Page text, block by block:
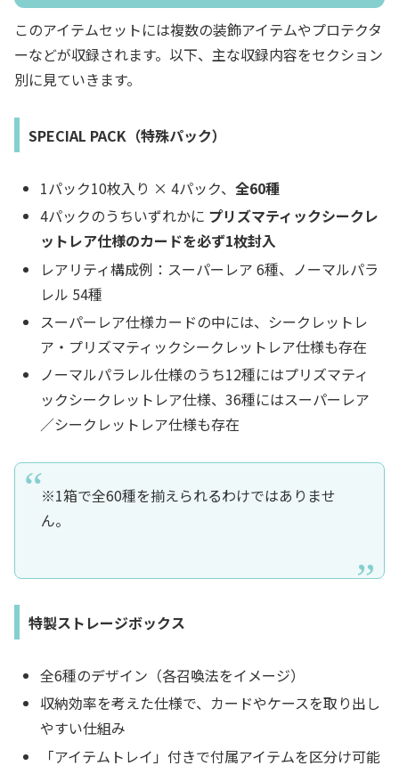
このアイテムセットには複数の装飾アイテムやプロテクタ
ーなどが収録されます。以下、主な収録内容をセクション
別に見ていきます。
SPECIAL PACK（特殊パック）
1パック10枚入り × 4パック、全60種
4パックのうちいずれかに プリズマティックシークレ
ットレア仕様のカードを必ず1枚封入
レアリティ構成例：スーパーレア 6種、ノーマルパラ
レル 54種
スーパーレア仕様カードの中には、シークレットレ
ア・プリズマティックシークレットレア仕様も存在
ノーマルパラレル仕様のうち12種にはプリズマティ
ックシークレットレア仕様、36種にはスーパーレア
／シークレットレア仕様も存在
※1箱で全60種を揃えられるわけではありませ
ん。
特製ストレージボックス
全6種のデザイン（各召喚法をイメージ）
収納効率を考えた仕様で、カードやケースを取り出し
やすい仕組み
「アイテムトレイ」付きで付属アイテムを区分け可能